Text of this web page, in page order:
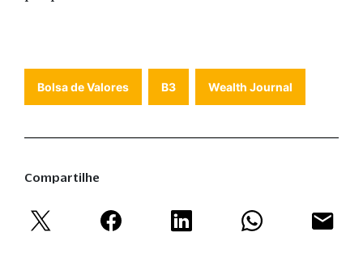
Bolsa de Valores B3 Wealth Journal
Compartilhe